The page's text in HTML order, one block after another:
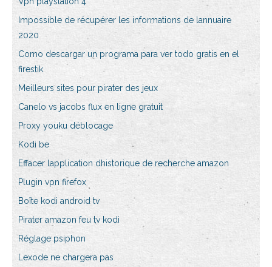
Impossible de récupérer les informations de lannuaire
2020
Como descargar un programa para ver todo gratis en el
firestik
Meilleurs sites pour pirater des jeux
Canelo vs jacobs flux en ligne gratuit
Proxy youku déblocage
Kodi be
Effacer lapplication dhistorique de recherche amazon
Plugin vpn firefox
Boîte kodi android tv
Pirater amazon feu tv kodi
Réglage psiphon
Lexode ne chargera pas